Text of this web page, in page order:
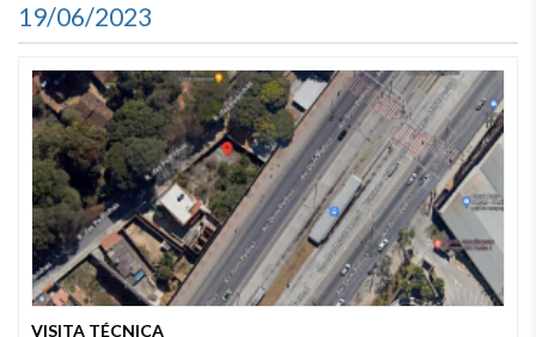
19/06/2023
VISITA TÉCNICA